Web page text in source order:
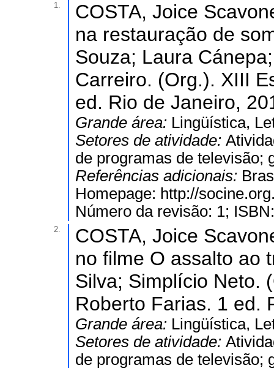
1.
COSTA, Joice
na restauração de
Souza; Laura
Carreiro. (Org.). XIII
ed. Rio de Janeiro,
Grande área: Lingüística,
Setores de atividade:
de programas de televisão;
Referências adicionais:
Homepage: http://
Número da revisão: 1;
2.
COSTA, Joice
no filme O assalto ao
Silva; Simplício Neto.
Roberto Farias. 1 ed.
Grande área: Lingüística,
Setores de atividade:
de programas de televisão;